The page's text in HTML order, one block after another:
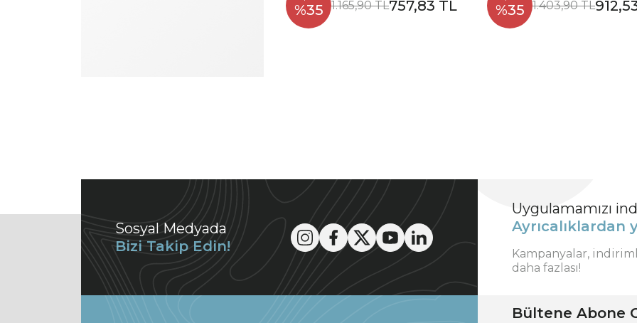
%35 1.165,90 TL757,83 TL %35 1.403,90 TL
Sosyal Medyada
Bizi Takip Edin!
Uygulamamızı
Ayrıcalıklardan
Kampanyalar,
daha fazlası!
Bültene Abone